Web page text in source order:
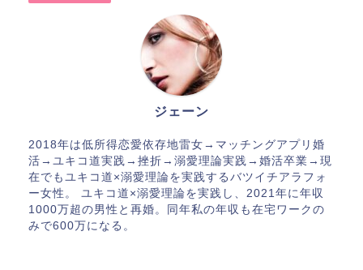
ジェーン
2018年は低所得恋愛依存地雷女→マッチングアプリ婚
活→ユキコ道実践→挫折→溺愛理論実践→婚活卒業→現
在でもユキコ道×溺愛理論を実践するバツイチアラフォ
ー女性。 ユキコ道×溺愛理論を実践し、2021年に年収
1000万超の男性と再婚。同年私の年収も在宅ワークの
みで600万になる。